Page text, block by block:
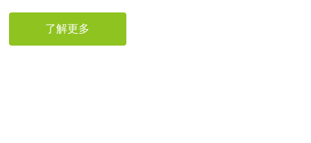
了解更多